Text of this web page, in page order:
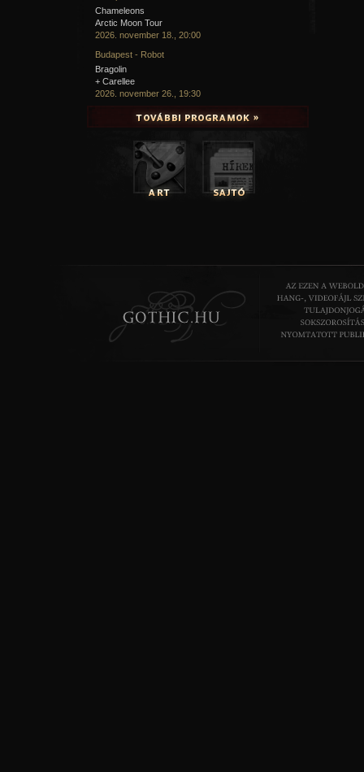
Chameleons
Arctic Moon Tour
2026. november 18., 20:00
Budapest - Robot
Bragolin
+ Carellee
2026. november 26., 19:30